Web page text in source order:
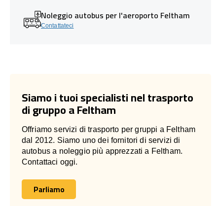
Noleggio autobus per l'aeroporto Feltham
Contattateci
Siamo i tuoi specialisti nel trasporto
di gruppo a Feltham
Offriamo servizi di trasporto per gruppi a Feltham
dal 2012. Siamo uno dei fornitori di servizi di
autobus a noleggio più apprezzati a Feltham.
Contattaci oggi.
Parliamo
Parliamo